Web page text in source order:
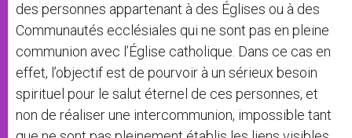
des personnes appartenant à des Églises ou à des
Communautés ecclésiales qui ne sont pas en pleine
communion avec l’Église catholique. Dans ce cas en
effet, l’objectif est de pourvoir à un sérieux besoin
spirituel pour le salut éternel de ces personnes, et
non de réaliser une intercommunion, impossible tant